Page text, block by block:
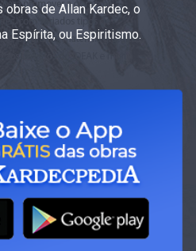
de Allan Kardec, o
Espírita, ou Espiritismo.